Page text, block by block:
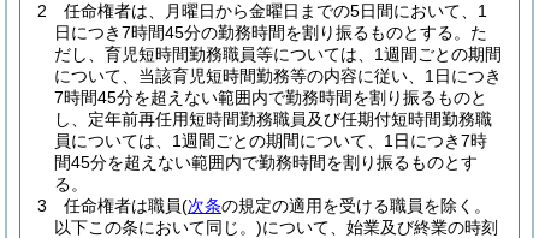
2
任命権者は、月曜日から金曜日までの5日間において、1
日につき7時間45分の勤務時間を割り振るものとする。 た
だし、育児短時間勤務職員等については、1週間ごとの期間
について、当該育児短時間勤務等の内容に従い、1日につき
7時間45分を超えない範囲内で勤務時間を割り振るものと
し、定年前再任用短時間勤務職員及び任期付短時間勤務職
員については、1週間ごとの期間について、1日につき7時
間45分を超えない範囲内で勤務時間を割り振るものとす
る。
3
任命権者は職員(次条の規定の適用を受ける職員を除く。
以下この条において同じ。)について、始業及び終業の時刻